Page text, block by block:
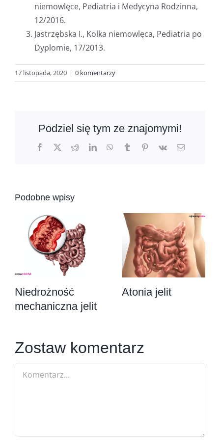
niemowlęce, Pediatria i Medycyna Rodzinna,
12/2016.
Jastrzębska I., Kolka niemowlęca, Pediatria po
Dyplomie, 17/2013.
17 listopada, 2020 | 0 komentarzy
Podziel się tym ze znajomymi!
Facebook
X RedditLinkedInWhatsApp
TumblrPinterest
Vk Email
Podobne wpisy
Niedrożność
mechaniczna jelit
Atonia jelit
Zostaw komentarz
Comment